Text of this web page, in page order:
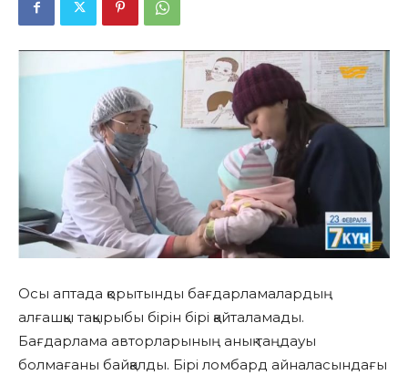
Осы аптада қорытынды бағдарламалардың
алғашқы тақырыбы бірін бірі қайталамады.
Бағдарлама авторларының анық таңдауы
болмағаны байқалды. Бірі ломбард айналасындағы